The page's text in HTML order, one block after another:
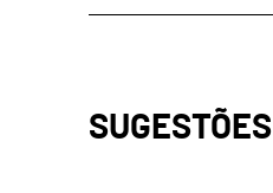
SUGESTÕES